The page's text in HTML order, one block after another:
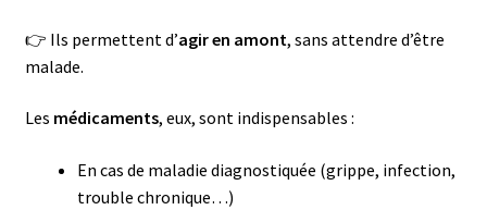
👉 Ils permettent d’agir en amont, sans attendre d’être
malade.
Les médicaments, eux, sont indispensables :
En cas de maladie diagnostiquée (grippe, infection,
trouble chronique…)